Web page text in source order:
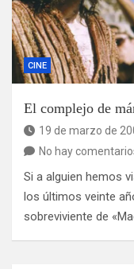
CINE
El complejo de
19 de marzo de
No hay
Si a alguien hemos
los últimos veinte
sobreviviente de